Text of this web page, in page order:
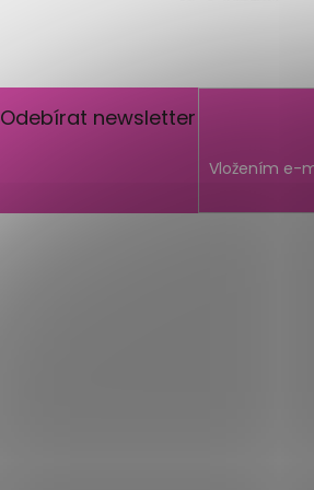
Odebírat newsletter
Vložením e-